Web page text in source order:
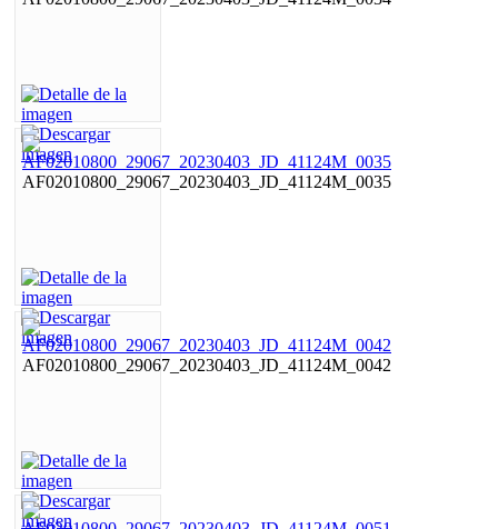
AF02010800_29067_20230403_JD_41124M_0035
AF02010800_29067_20230403_JD_41124M_0042